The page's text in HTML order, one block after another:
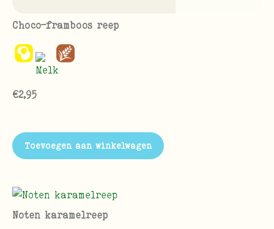
Choco-framboos reep
€2,95
Toevoegen aan winkelwagen
Noten karamelreep